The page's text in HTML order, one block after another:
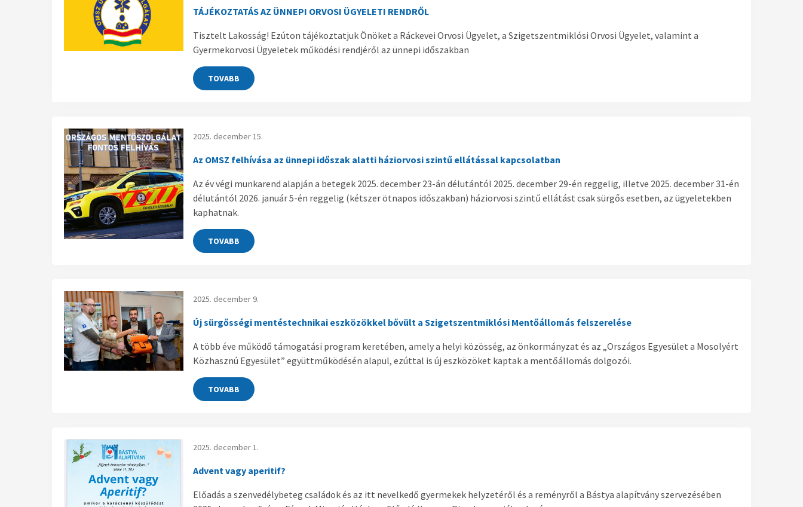
TÁJÉKOZTATÁS AZ ÜNNEPI ORVOSI ÜGYELETI RENDRŐL
Tisztelt Lakosság! Ezúton tájékoztatjuk Önöket a Ráckevei Orvosi Ügyelet, a Szigetszentmiklósi Orvosi Ügyelet, valamint a
Gyermekorvosi Ügyeletek működési rendjéről az ünnepi időszakban
TOVABB
2025. december 15.
Az OMSZ felhívása az ünnepi időszak alatti háziorvosi szintű ellátással kapcsolatban
Az év végi munkarend alapján a betegek 2025. december 23-án délutántól 2025. december 29-én reggelig, illetve 2025. december 31-én
délutántól 2026. január 5-én reggelig (kétszer ötnapos időszakban) háziorvosi szintű ellátást csak sürgős esetben, az ügyeletekben
kaphatnak.
TOVABB
2025. december 9.
Új sürgősségi mentéstechnikai eszközökkel bővült a Szigetszentmiklósi Mentőállomás felszerelése
A több éve működő támogatási program keretében, amely a helyi közösség, az önkormányzat és az „Országos Egyesület a Mosolyért
Közhasznú Egyesület” együttműködésén alapul, ezúttal is új eszközöket kaptak a mentőállomás dolgozói.
TOVABB
2025. december 1.
Advent vagy aperitif?
Előadás a szenvedélybeteg családok és az itt nevelkedő gyermekek helyzetéről és a reményről a Bástya alapítvány szervezésében